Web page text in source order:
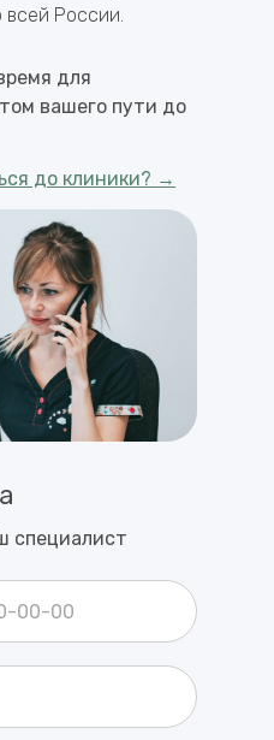
всей России.
для
вашего пути до
специалист
до клиники? →